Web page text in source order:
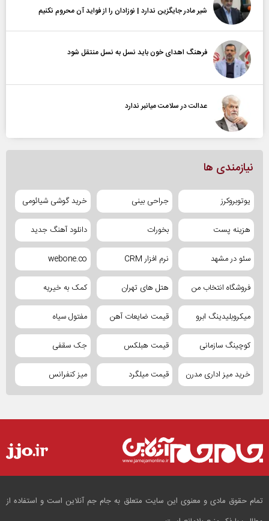
شیر مادر جایگزین ندارد | نوزادان را از فواید آن محروم نکنیم
فرهنگ اهدای خون باید نسل به نسل منتقل شود
عدالت در سلامت میانبر ندارد
نیازمندی ها
یوتوبروکرز جراحی بینی خرید گوشی شیائومی
هزینه پست بخورات دانلود آهنگ جدید
سئو در مشهد نرم افزار CRM webone.co
فروشگاه انتخاب من هتل های تهران کمک به خیریه
میکروبلیدینگ ابرو قیمت ضایعات آهن مفتول سیاه
کوچینگ سازمانی قیمت هبلکس جک سقفی
خرید میز اداری مدرن قیمت میلگرد میز کنفرانس
تمام حقوق مادی و معنوی این سایت متعلق به جام جم آنلاین است و استفاده از